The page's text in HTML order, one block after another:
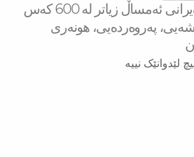
لە مانگی حوزەیرانی ئەمساڵ زیاتر له‌ 600 كه‌س
پەروەردەیی، هونەری
لێدوانێک نییە